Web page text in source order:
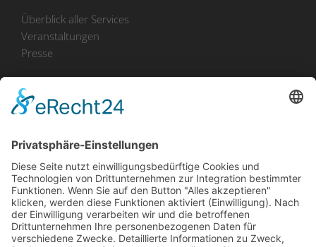
Überblick aller Services
Veranstaltungen
Presse
Bekanntmachungen
Ausschreibungen
Zu uns
Unser Team
Arbeiten bei Innovation Salzburg
Anfahrt